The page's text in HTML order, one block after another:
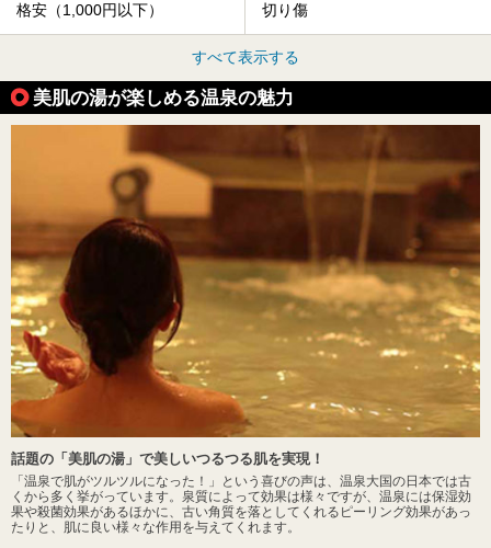
格安（1,000円以下） 切り傷
すべて表示する
美肌の湯が楽しめる温泉の魅力
話題の「美肌の湯」で美しいつるつる肌を実現！
「温泉で肌がツルツルになった！」という喜びの声は、温泉大国の日本では古
くから多く挙がっています。泉質によって効果は様々ですが、温泉には保湿効
果や殺菌効果があるほかに、古い角質を落としてくれるピーリング効果があっ
たりと、肌に良い様々な作用を与えてくれます。